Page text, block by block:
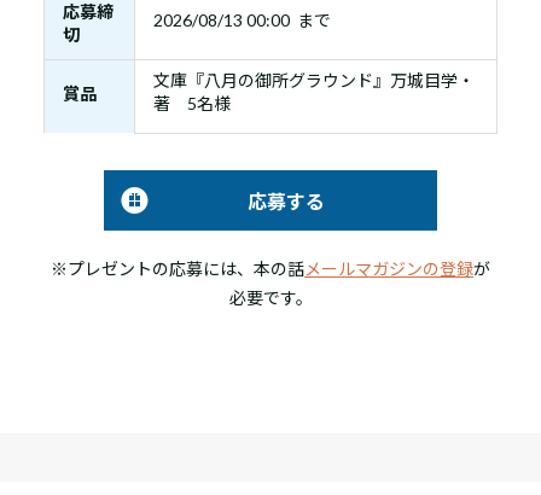
応募締
切
2026/08/13 00:00 まで
賞品
文庫『八月の御所グラウンド』万城目学・
著 5名様
応募する
※プレゼントの応募には、本の話メールマガジンの登録が
必要です。